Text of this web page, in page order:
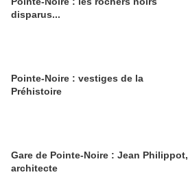
disparus...
Pointe-Noire : vestiges de la
Préhistoire
Gare de Pointe-Noire : Jean Philippot,
architecte